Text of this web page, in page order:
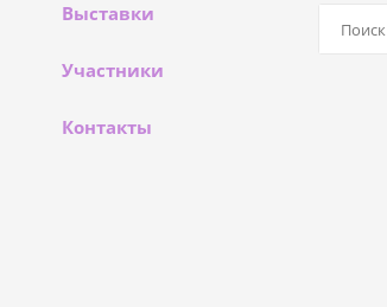
Выставки
Участники
Контакты